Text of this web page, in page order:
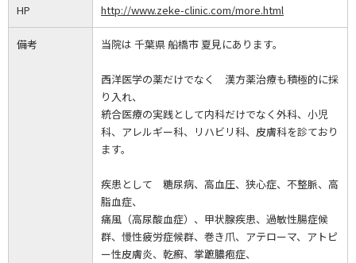
HP http://www.zeke-clinic.com/more.html
備考 当院は 千葉県 船橋市 夏見にあります。
西洋医学の薬だけでなく 漢方薬治療も積極的に採
り入れ、
統合医療の実践として内科だけでなく外科、小児
科、アレルギー科、リハビリ科、皮膚科を診ており
ます。
疾患として 糖尿病、高血圧、狭心症、不整脈、高
脂血症、
痛風（高尿酸血症）、甲状腺疾患、過敏性腸症候
群、慢性疲労症候群、巻き爪、アテローマ、アトピ
ー性皮膚炎、乾癬、掌蹠膿疱症、